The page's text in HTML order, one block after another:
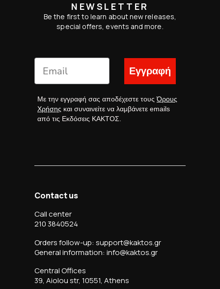
NEWSLETTER
Be the first to learn about new releases,
special offers, events and more.
Εγγραφή
Με την εγγραφή σας αποδέχεστε τουςΌρους
Χρήσης και συναινείτε να λαμβάνετε emails
από τις Εκδόσεις ΚΑΚΤΟΣ.
Contact us
Call center
210 3840524
Orders follow-up: support@kaktos.gr
General information: info@kaktos.gr
Central Offices
39, Aiolou str, 10551, Athens